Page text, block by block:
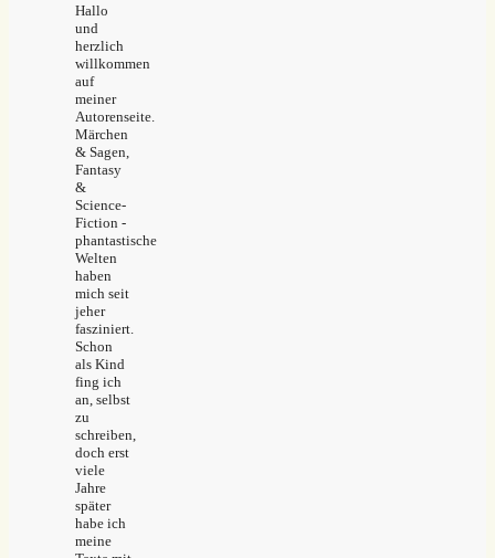
Hallo
und
herzlich
willkommen
auf
meiner
Autorenseite.
Märchen
& Sagen,
Fantasy
&
Science-
Fiction -
phantastische
Welten
haben
mich seit
jeher
fasziniert.
Schon
als Kind
fing ich
an, selbst
zu
schreiben,
doch erst
viele
Jahre
später
habe ich
meine